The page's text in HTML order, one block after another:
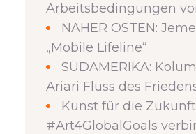
Arbeitsbedingungen
NAHER OSTEN:
„Mobile Lifeline“
SÜDAMERIKA:
Ariari Fluss des
Kunst für die
#Art4GlobalGoals